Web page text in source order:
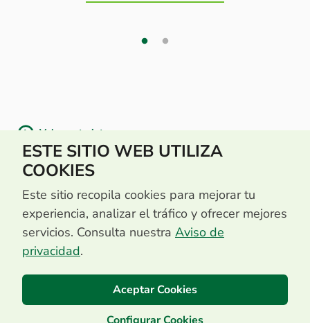
Volver a tarjetas
ESTE SITIO WEB UTILIZA
COOKIES
Este sitio recopila cookies para mejorar tu
experiencia, analizar el tráfico y ofrecer mejores
servicios. Consulta nuestra Aviso de
privacidad.
Aceptar Cookies